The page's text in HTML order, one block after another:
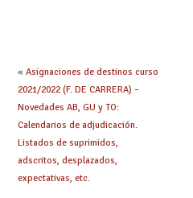
« Asignaciones de destinos curso
2021/2022 (F. DE CARRERA) –
Novedades AB, GU y TO:
Calendarios de adjudicación.
Listados de suprimidos,
adscritos, desplazados,
expectativas, etc.